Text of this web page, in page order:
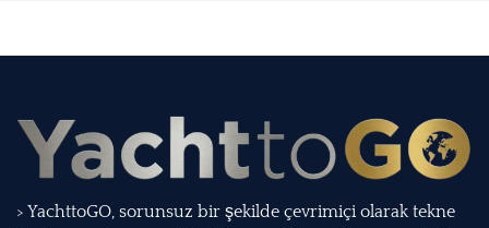
> YachttoGO, sorunsuz bir şekilde çevrimiçi olarak tekne